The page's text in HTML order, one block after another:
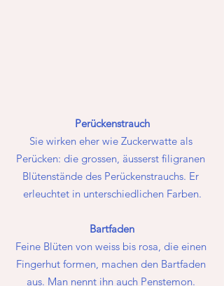
Perückenstrauch
Sie wirken eher wie Zuckerwatte als
Perücken: die grossen, äusserst filigranen
Blütenstände des Perückenstrauchs. Er
erleuchtet in unterschiedlichen Farben.
Bartfaden
Feine Blüten von weiss bis rosa, die einen
Fingerhut formen, machen den Bartfaden
aus. Man nennt ihn auch Penstemon.